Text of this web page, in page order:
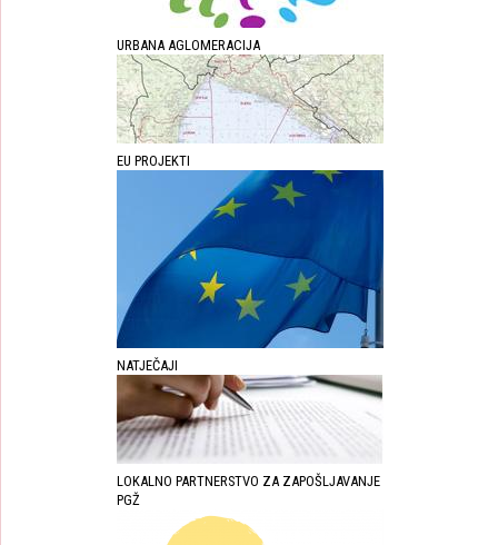
URBANA AGLOMERACIJA
EU PROJEKTI
NATJEČAJI
LOKALNO PARTNERSTVO ZA ZAPOŠLJAVANJE
PGŽ